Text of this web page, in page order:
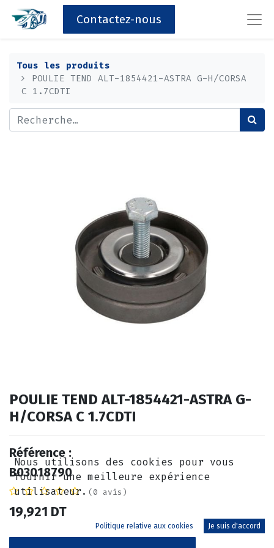
Contactez-nous
Tous les produits
POULIE TEND ALT-1854421-ASTRA G-H/CORSA
C 1.7CDTI
POULIE TEND ALT-1854421-ASTRA G-
H/CORSA C 1.7CDTI
Référence :
B03018790
(0 avis)
19,921 DT
Nous utilisons des cookies pour vous
fournir une meilleure expérience
utilisateur.
Politique relative aux cookies Je suis d'accord